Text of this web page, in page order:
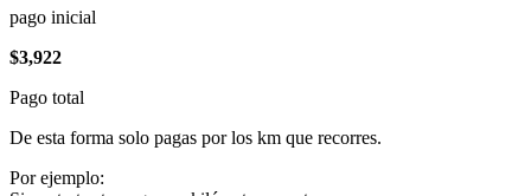
pago inicial
$3,922
Pago total
De esta forma solo pagas por los km que recorres.
Por ejemplo: